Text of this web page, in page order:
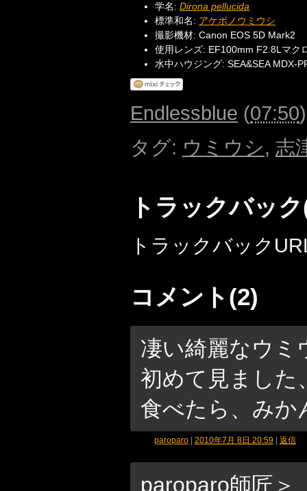
学名: Dirona pellucida
標準和名: アケボノウミウシ
撮影機材: Canon EOS 5D Mark2
使用レンズ: EF100mm F2.8Lマク
水中ハウジング: SEA&SEA MDX-
Endlessblue (07:50
タグ: ウミウシ, 志
トラックバッ
トラックバック
コメント(2)
凄い綺麗なウミ
初めて見ました
食べたら、みか
paroparo | 2010年7月 8日 20:59 | 返信
paroparo師匠＞